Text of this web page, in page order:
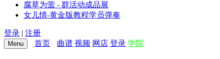
腐草为萤 - 群活动成品展
女儿情-黄金版教程学员弹奏
登录 | 注册
Menu 首页 曲谱 视频 网店 登录 学院